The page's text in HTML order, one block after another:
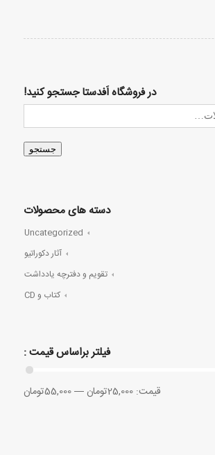
در فروشگاه اَفدستا جستجو کنید!
جستجو
دسته های محصولات
Uncategorized
آثار دکوراتیو
تقویم و دفترچه یادداشت
کتاب و CD
فیلتر براساس قیمت :
قيمت:25,000تومان —55,000تومان